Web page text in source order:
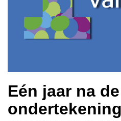
Eén jaar na de